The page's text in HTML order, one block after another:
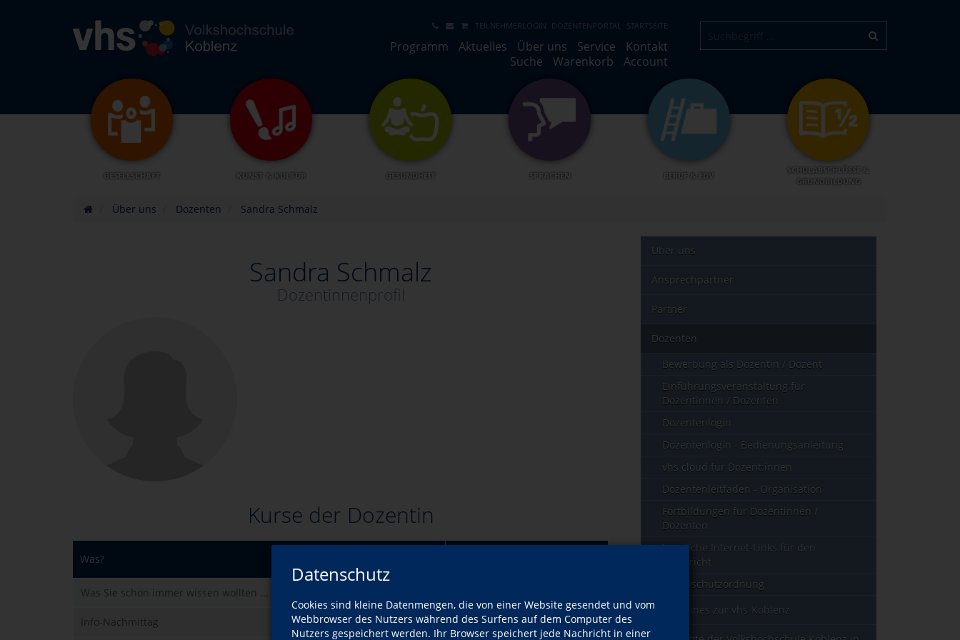
Datenschutz
Cookies sind kleine Datenmengen, die von einer Website gesendet und vom
Webbrowser des Nutzers während des Surfens auf dem Computer des
Nutzers gespeichert werden. Ihr Browser speichert jede Nachricht in einer
TEILNEHMERLOGIN DOZENTENPORTAL STARTSEITE
Programm Aktuelles Über uns Service
Kontakt
Suche
Warenkorb Account
GESELLSCHAFT KUNST & KULTUR GESUNDHEIT SPRACHEN BERUF & EDV
SCHULABSCHLÜSSE &
GRUNDBILDUNG
Über uns Dozenten Sandra Schmalz
Sandra Schmalz
Dozentinnenprofil
Kurse der Dozentin
Was?
Was Sie schon immer wissen wollten ...
Info-Nachmittag Mo., 10.08.2026
Über uns
Ansprechpartner
Partner
Dozenten
Bewerbung als Dozentin / Dozent
Einführungsveranstaltung für
Dozentinnen / Dozenten
Dozentenlogin
Dozentenlogin - Bedienungsanleitung
vhs cloud für Dozent:innen
Dozentenleitfaden - Organisation
Fortbildungen für Dozentinnen /
Dozenten
Nützliche Internet-Links für den
Unterricht
Brandschutzordnung
Allgemeines zur vhs-Koblenz